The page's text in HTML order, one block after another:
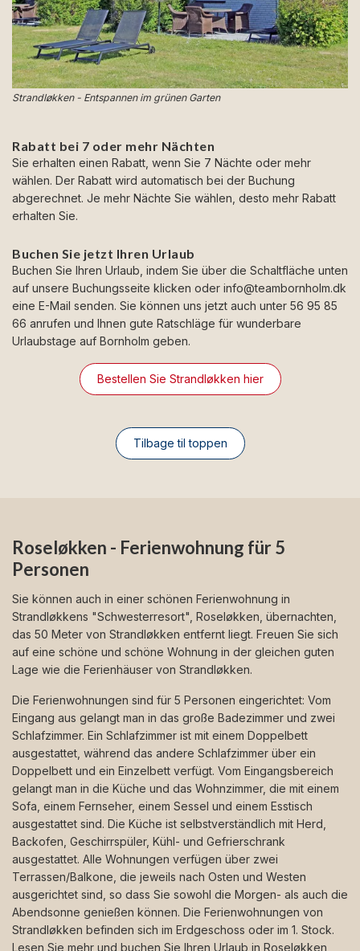
Strandløkken - Entspannen im grünen Garten
Rabatt bei 7 oder mehr Nächten
Sie erhalten einen Rabatt, wenn Sie 7 Nächte oder mehr
wählen. Der Rabatt wird automatisch bei der Buchung
abgerechnet. Je mehr Nächte Sie wählen, desto mehr Rabatt
erhalten Sie.
Buchen Sie jetzt Ihren Urlaub
Buchen Sie Ihren Urlaub, indem Sie über die Schaltfläche unten
auf unsere Buchungsseite klicken oder info@teambornholm.dk
eine E-Mail senden. Sie können uns jetzt auch unter 56 95 85
66 anrufen und Ihnen gute Ratschläge für wunderbare
Urlaubstage auf Bornholm geben.
Bestellen Sie Strandløkken hier
Tilbage til toppen
Roseløkken - Ferienwohnung für 5
Personen
Sie können auch in einer schönen Ferienwohnung in
Strandløkkens "Schwesterresort", Roseløkken, übernachten,
das 50 Meter von Strandløkken entfernt liegt. Freuen Sie sich
auf eine schöne und schöne Wohnung in der gleichen guten
Lage wie die Ferienhäuser von Strandløkken.
Die Ferienwohnungen sind für 5 Personen eingerichtet: Vom
Eingang aus gelangt man in das große Badezimmer und zwei
Schlafzimmer. Ein Schlafzimmer ist mit einem Doppelbett
ausgestattet, während das andere Schlafzimmer über ein
Doppelbett und ein Einzelbett verfügt. Vom Eingangsbereich
gelangt man in die Küche und das Wohnzimmer, die mit einem
Sofa, einem Fernseher, einem Sessel und einem Esstisch
ausgestattet sind. Die Küche ist selbstverständlich mit Herd,
Backofen, Geschirrspüler, Kühl- und Gefrierschrank
ausgestattet. Alle Wohnungen verfügen über zwei
Terrassen/Balkone, die jeweils nach Osten und Westen
ausgerichtet sind, so dass Sie sowohl die Morgen- als auch die
Abendsonne genießen können. Die Ferienwohnungen von
Strandløkken befinden sich im Erdgeschoss oder im 1. Stock.
Lesen Sie mehr und buchen Sie Ihren Urlaub in Roseløkken,